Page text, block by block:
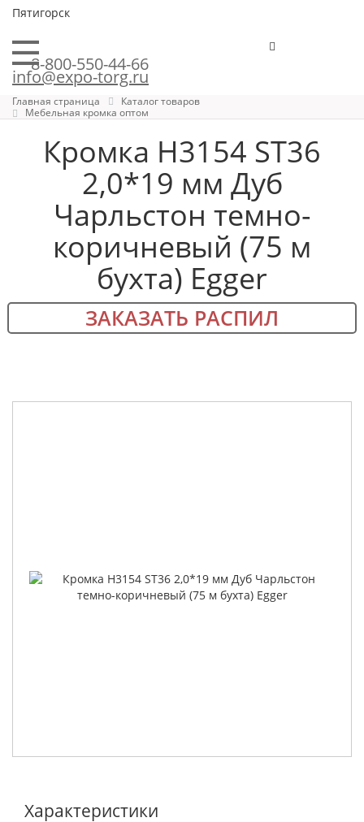
Пятигорск
8-800-550-44-66
info@expo-torg.ru
Главная страница
Каталог товаров
Мебельная кромка оптом
Кромка H3154 ST36
2,0*19 мм Дуб
Чарльстон темно-
коричневый (75 м
бухта) Egger
ЗАКАЗАТЬ РАСПИЛ
Характеристики